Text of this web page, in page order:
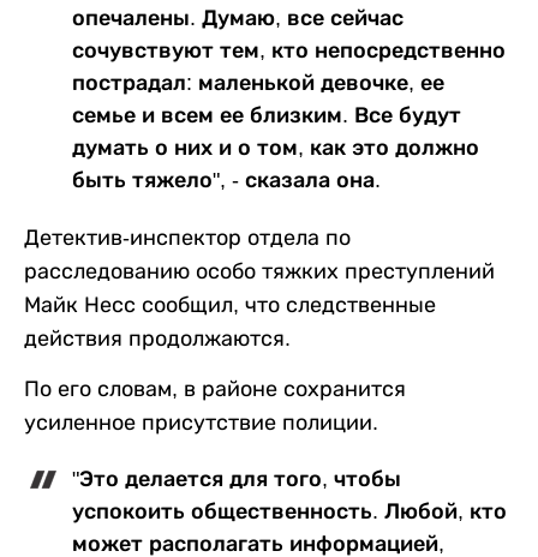
опечалены. Думаю, все сейчас
сочувствуют тем, кто непосредственно
пострадал: маленькой девочке, ее
семье и всем ее близким. Все будут
думать о них и о том, как это должно
быть тяжело", - сказала она.
Детектив-инспектор отдела по
расследованию особо тяжких преступлений
Майк Несс сообщил, что следственные
действия продолжаются.
По его словам, в районе сохранится
усиленное присутствие полиции.
"Это делается для того, чтобы
успокоить общественность. Любой, кто
может располагать информацией,